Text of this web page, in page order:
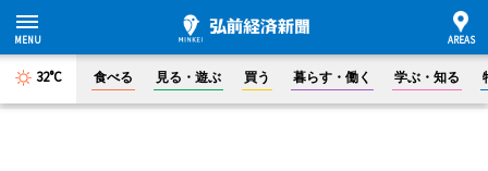
32°C 食べる 見る・遊ぶ 買う 暮らす・働く 学ぶ・知る